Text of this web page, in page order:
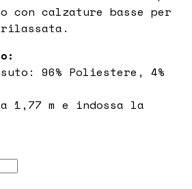
con calzature basse per
rilassata.
96% Poliestere, 4%
1,77 m e indossa la